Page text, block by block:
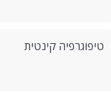
טיפוגרפיה קינטית